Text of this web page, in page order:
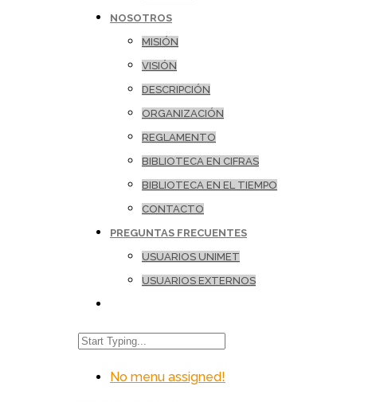
NOSOTROS
MISIÓN
VISIÓN
DESCRIPCIÓN
ORGANIZACIÓN
REGLAMENTO
BIBLIOTECA EN CIFRAS
BIBLIOTECA EN EL TIEMPO
CONTACTO
PREGUNTAS FRECUENTES
USUARIOS UNIMET
USUARIOS EXTERNOS
No menu assigned!